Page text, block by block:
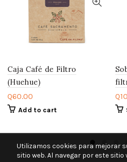
Caja Café de Filtro
(Huehue)
Q60.00
Add to cart
Q
Utilizamos cookies para mejorar
sitio web. Al navegar por este